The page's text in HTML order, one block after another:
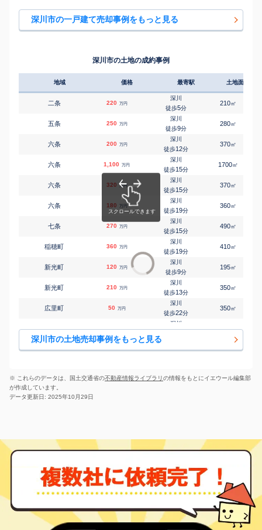
深川市の一戸建て売却事例をもっと見る
深川市の土地の成約事例
地域 価格 最寄駅 土地面積
二条 220 万円
深川
徒歩5分
210㎡
五条 250 万円
深川
徒歩9分
280㎡
六条 200 万円
深川
徒歩12分
370㎡
六条 1,100 万円
深川
徒歩15分
1700㎡
六条 320 万円
深川
徒歩15分
370㎡
六条 180 万円
深川
徒歩19分
360㎡
七条 270 万円
深川
徒歩15分
490㎡
稲穂町 360 万円
深川
徒歩19分
410㎡
新光町 120 万円
深川
徒歩9分
195㎡
新光町 210 万円
深川
徒歩13分
350㎡
広里町 50 万円
深川
徒歩22分
350㎡
北光町 54 万円
深川
175㎡
深川市の土地売却事例をもっと見る
※ これらのデータは、国土交通省の不動産情報ライブラリの情報をもとにイエウール編集部
が作成しています。
データ更新日: 2025年10月29日